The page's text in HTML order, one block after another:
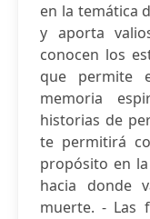
en la temática
y aporta
conocen los
que permite
memoria
historias de
te permitirá
propósito en
hacia donde
muerte. - Las